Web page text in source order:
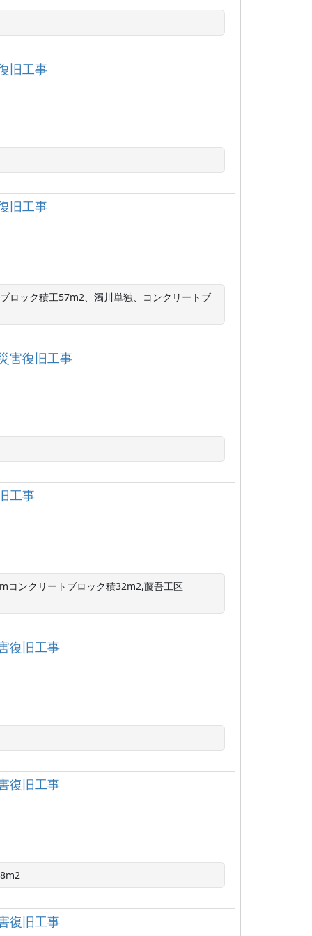
旧工事
旧工事
ロック積工57m2、濁川単独、コンクリートブ
害復旧工事
工事
コンクリートブロック積32m2,藤吾工区
復旧工事
復旧工事
復旧工事